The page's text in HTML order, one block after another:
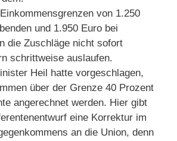
von 1.250
und 1.950 Euro bei
die Zuschläge nicht sofort
schrittweise auslaufen.
Heil hatte vorgeschlagen,
über der Grenze 40 Prozent
angerechnet werden. Hier gibt
eine Korrektur im
an die Union, denn